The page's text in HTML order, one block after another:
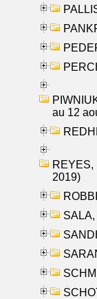
au 12
REYES,
2019)